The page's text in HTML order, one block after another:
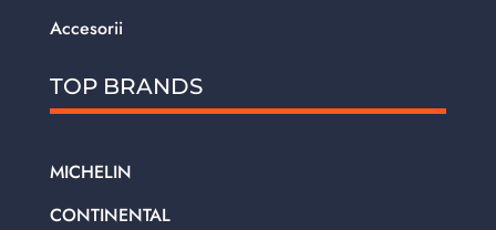
Accesorii
TOP BRANDS
MICHELIN
CONTINENTAL